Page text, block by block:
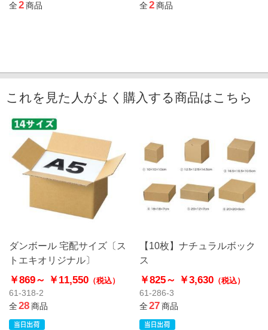
全2商品
全2商品
これを見た人がよく購入する商品はこちら
ダンボール 宅配サイズ〔ス
トエキオリジナル〕
￥869～ ￥11,550 （税込）
61-318-2
全28商品
【10枚】ナチュラルボック
ス
￥825～ ￥3,630（税込）
61-286-3
全27商品